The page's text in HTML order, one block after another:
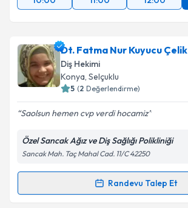
Dt. Fatma Nur Kuyucu Çelik
Diş Hekimi
Konya, Selçuklu
5 (2 Değerlendirme)
Saolsun hemen cvp verdi hocamiz
Özel Sancak Ağız ve Diş Sağlığı Polikliniği
Sancak Mah. Taç Mahal Cad. 11/C 42250
Randevu Talep Et
Randevu Takvimi Talebi